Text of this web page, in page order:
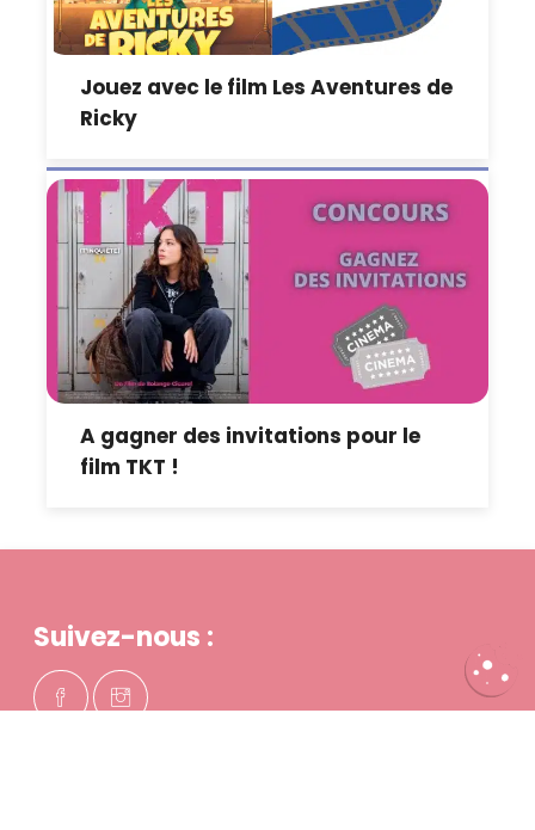
Jouez avec le film Les Aventures de
Ricky
A gagner des invitations pour le
film TKT !
Suivez-nous :